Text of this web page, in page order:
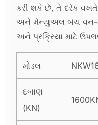
કરી શકે છે, તે દરેક
અને મેન્યુઅલ બંચ વન-
અને પ્રક્રિયા માટે
મોડલ
દબાણ
(KN)